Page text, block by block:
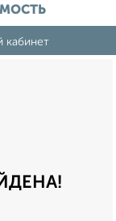
кабинет